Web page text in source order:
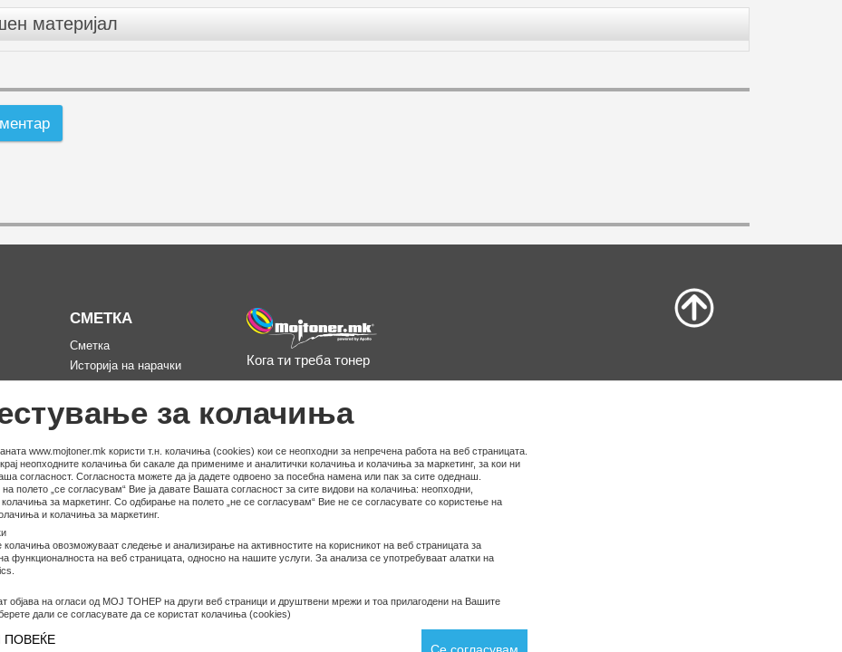
за колачиња
www.mojtoner.mk користи т.н. колачиња (cookies) кои се неопходни за непречена работа на веб страницата.
неопходните колачиња би сакале да примениме и аналитички колачиња и колачиња за маркетинг, за кои ни
согласност. Согласноста можете да ја дадете одвоено за посебна намена или пак за сите одеднаш.
полето „се согласувам“ Вие ја давате Вашата согласност за сите видови на колачиња: неопходни,
колачиња за маркетинг. Со одбирање на полето „не се согласувам“ Вие не се согласувате со користење на
и колачиња за маркетинг.
колачиња овозможуваат следење и анализирање на активностите на корисникот на веб страницата за
функционалноста на веб страницата, односно на нашите услуги. За анализа се употребуваат алатки на
објава на огласи од МОЈ ТОНЕР на други веб страници и друштвени мрежи и тоа прилагодени на Вашите
дали се согласувате да се користат колачиња (cookies)
ПОВЕЌЕ
материјал
СМЕТКА
Сметка
Историја на нарачки
Омилени
Кога ти треба тонер
© COPYRIGHT APOLLO 2026